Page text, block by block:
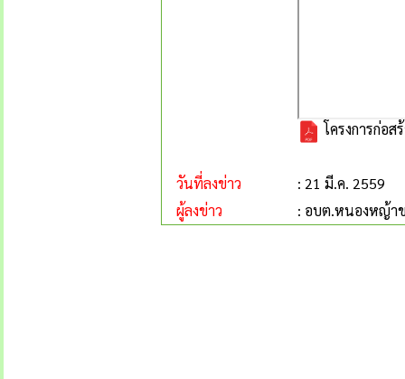
โครงการก่อ
วันที่ลงข่าว
: 21 มี.ค. 2559
ผู้ลงข่าว
: อบต.หนองหญ้า